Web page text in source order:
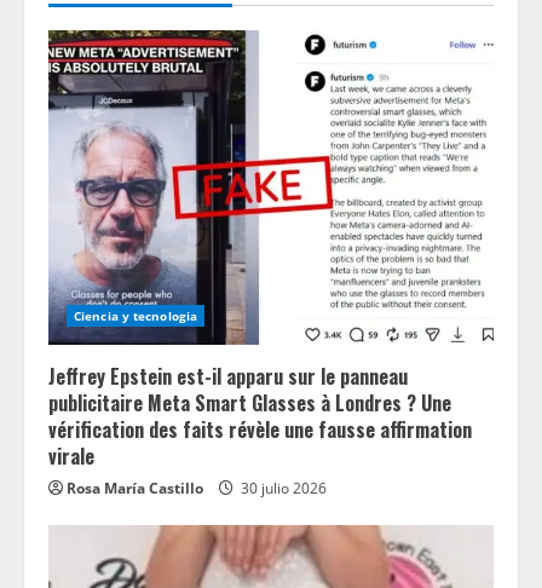
Ciencia y tecnologia
Jeffrey Epstein est-il apparu sur le panneau
publicitaire Meta Smart Glasses à Londres ? Une
vérification des faits révèle une fausse affirmation
virale
Rosa María Castillo 30 julio 2026